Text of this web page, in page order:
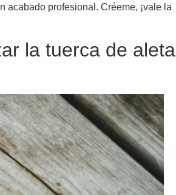
acabado profesional. Créeme, ¡vale la
la tuerca de aleta